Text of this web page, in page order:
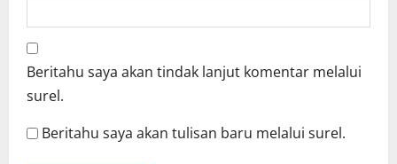
Beritahu saya akan tindak lanjut komentar melalui
surel.
Beritahu saya akan tulisan baru melalui surel.